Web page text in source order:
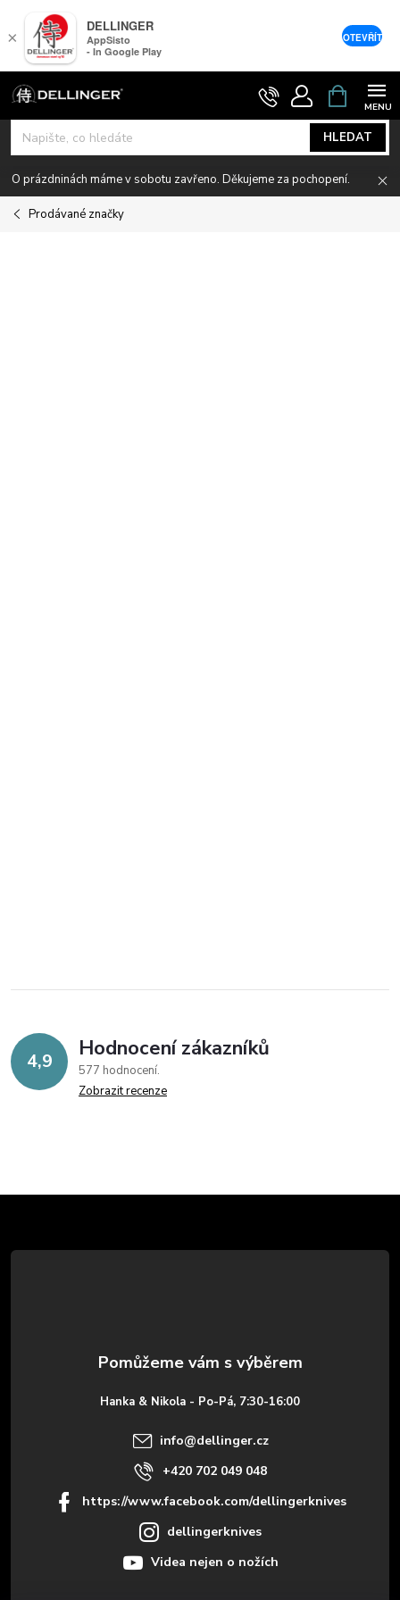
Přejít
na
obsah
HLEDAT
NÁKUPNÍ
KOŠÍK
O prázdninách máme v sobotu zavřeno. Děkujeme za pochopení.
Prodávané značky
4,9 Hodnocení zákazníků
577 hodnocení
Zobrazit recenze
á
Hanka & Nikola - Po-Pá, 7:30-16:00
info@dellinger.cz
+420 702 049 048
https://www.facebook.com/dellingerknives
dellingerknives
Videa nejen o nožích
×
DELLINGER
AppSisto
- In Google Play
OTEVŘÍT